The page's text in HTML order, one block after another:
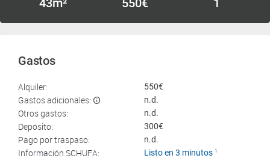
43m² 550€ 1
Gastos
Alquiler: 550€
Gastos adicionales: n.d.
Otros gastos: n.d.
Depósito: 300€
Pago por traspaso: n.d.
Información SCHUFA: Listo en 3 minutos 1